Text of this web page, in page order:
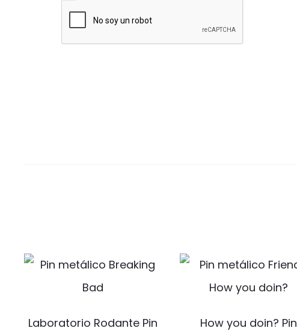
Laboratorio Rodante Pin How you doin? Pin